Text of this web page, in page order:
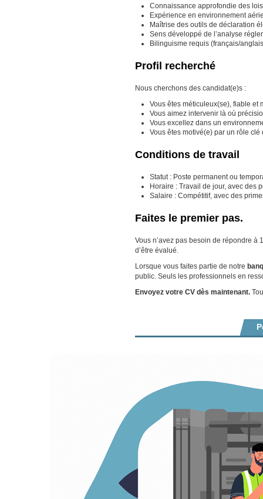
Connaissance approfondie des
Expérience en environnement
Maîtrise des outils de déclaration
Sens développé de l’analyse
Bilinguisme requis (français/
Profil recherché
Nous cherchons des candidat(e)s :
Vous êtes méticuleux(se), fiable et
Vous aimez intervenir là où
Vous excellez dans un
Vous êtes motivé(e) par un rôle
Conditions de travail
Statut : Poste permanent ou
Horaire : Travail de jour, avec des
Salaire : Compétitif, avec des
Faites le premier pas.
Vous n’avez pas besoin de répondre à
d’être évalué.
Lorsque vous faites partie de notre
public. Seuls les professionnels en
Envoyez votre CV dès maintenant.